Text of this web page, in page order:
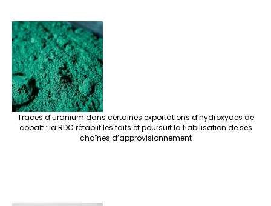
Traces d’uranium dans certaines exportations d’hydroxydes de
cobalt : la RDC rétablit les faits et poursuit la fiabilisation de ses
chaînes d’approvisionnement